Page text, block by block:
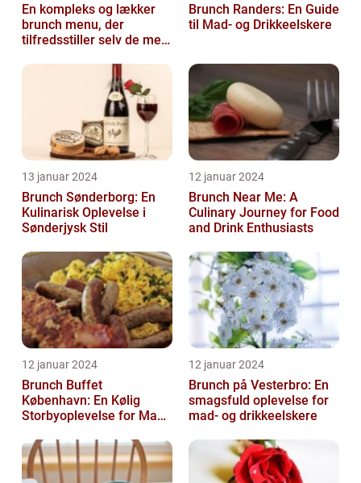
En kompleks og lækker
brunch menu, der
tilfredsstiller selv de mest
Brunch Randers: En Guide
til Mad- og Drikkeelskere
13 januar 2024
Brunch Sønderborg: En
Kulinarisk Oplevelse i
Sønderjysk Stil
12 januar 2024
Brunch Near Me: A
Culinary Journey for Food
and Drink Enthusiasts
12 januar 2024
Brunch Buffet
København: En Kølig
Storbyoplevelse for Mad-
12 januar 2024
Brunch på Vesterbro: En
smagsfuld oplevelse for
mad- og drikkeelskere